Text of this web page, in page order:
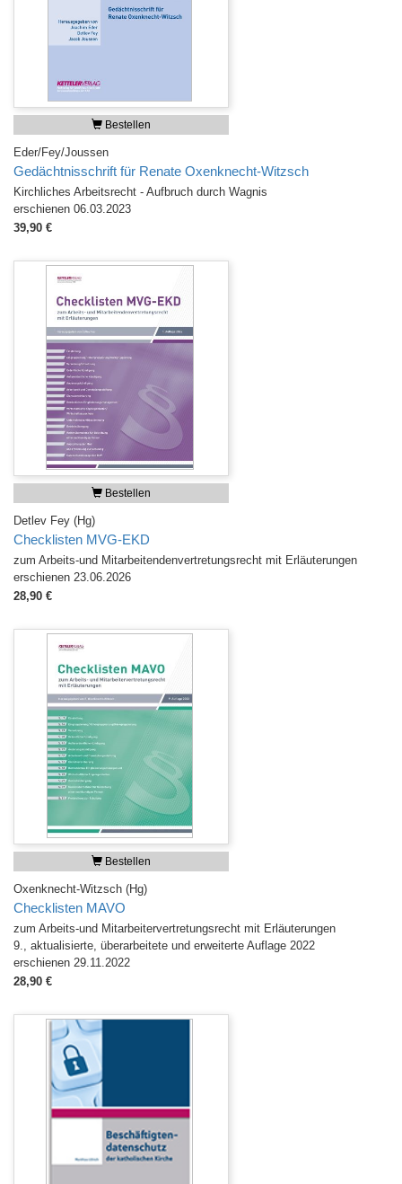
Bestellen
Eder/Fey/Joussen
Gedächtnisschrift für Renate Oxenknecht-Witzsch
Kirchliches Arbeitsrecht - Aufbruch durch Wagnis
erschienen 06.03.2023
39,90 €
Bestellen
Detlev Fey (Hg)
Checklisten MVG-EKD
zum Arbeits-und Mitarbeitendenvertretungsrecht mit Erläuterungen
erschienen 23.06.2026
28,90 €
Bestellen
Oxenknecht-Witzsch (Hg)
Checklisten MAVO
zum Arbeits-und Mitarbeitervertretungsrecht mit Erläuterungen
9., aktualisierte, überarbeitete und erweiterte Auflage 2022
erschienen 29.11.2022
28,90 €